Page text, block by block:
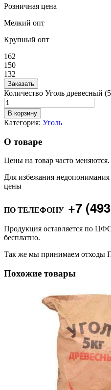
Розничная цена
Мелкий опт
Крупный опт
162
150
132
Заказать
Количество Уголь древесный
В корзину
Категория: Уголь
О товаре
Цены на товар часто меняются.
Для избежания
цены
ПО ТЕЛЕФОНУ +7
Продукция оставляется по
бесплатно.
Так же мы принимаем отходы
Похожие товары